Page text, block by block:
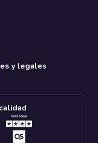
y legales